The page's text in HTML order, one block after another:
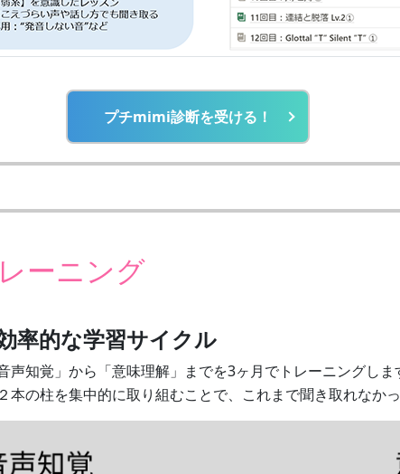
プチmimi診断を受ける！
ーニング
率的な学習サイクル
知覚」から「意味理解」までを3ヶ月でトレーニングしま
本の柱を集中的に取り組むことで、これまで聞き取れなか